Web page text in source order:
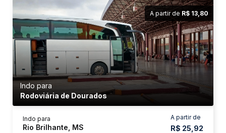
A partir de R$ 13,80
Indo para
Rodoviária de Dourados
A partir de
R$ 25,92
Indo para
Rio Brilhante, MS